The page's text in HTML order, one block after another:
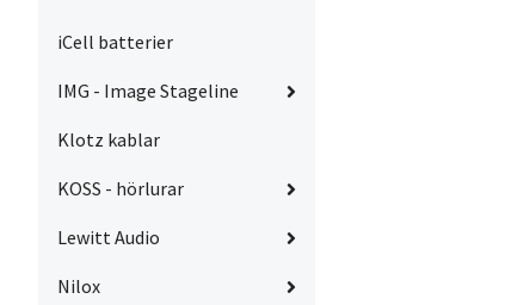
iCell batterier
IMG - Image Stageline
Klotz kablar
KOSS - hörlurar
Lewitt Audio
Nilox